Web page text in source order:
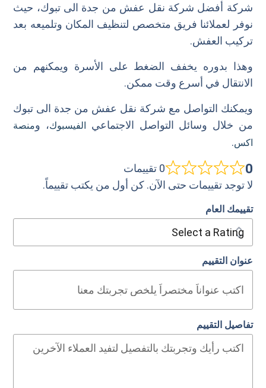
شركة أفضل شركة نقل عفش من جدة الى تبوك، حيث
نوفر لعملائنا فريق متخصص لتنظيف المكان وتلميعه بعد
تركيب العفش.
وهذا بدوره يخفف الضغط على الأسرة ويمكنهم من
الانتقال في أسرع وقت ممكن.
ويمكنك التواصل مع شركة نقل عفش من جدة الى تبوك
من خلال وسائل التواصل الاجتماعي الفيسبوك، ومنصة
اكس.
0
0 تقييمات
لا توجد تقييمات حتى الآن. كن أول من يكتب تقييماً.
تقييمك العام
عنوان التقييم
تفاصيل التقييم